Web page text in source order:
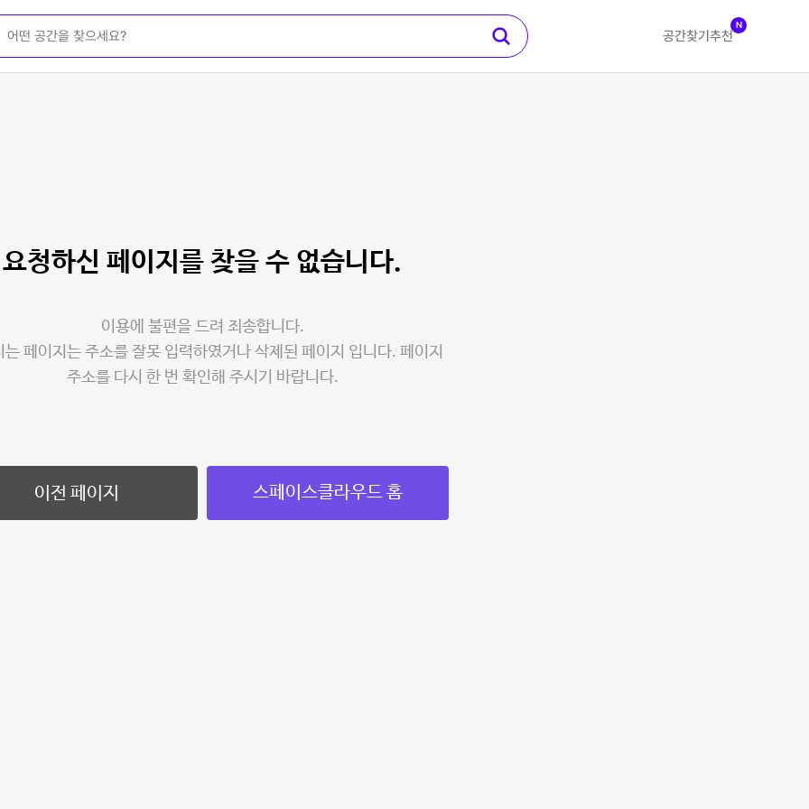
공간찾기 추천
N
요청하신 페이지를 찾을 수 없습니다.
이용에 불편을 드려 죄송합니다.
는 페이지는 주소를 잘못 입력하였거나 삭제된 페이지 입니다. 페이지
주소를 다시 한 번 확인해 주시기 바랍니다.
이전 페이지 스페이스클라우드 홈